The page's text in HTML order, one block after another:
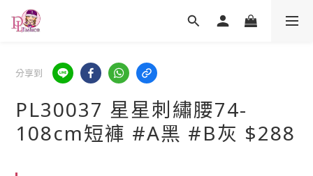
分享到
PL30037 星星刺繡腰74-
108cm短褲 #A黑 #B灰 $288